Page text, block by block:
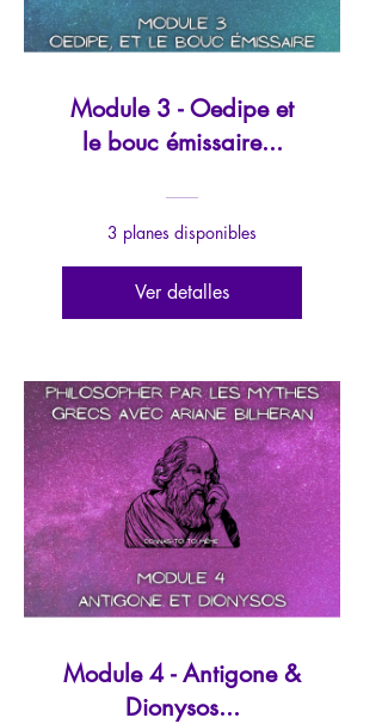
Module 3 - Oedipe et
le bouc émissaire...
3 planes disponibles
Ver detalles
Module 4 - Antigone &
Dionysos...